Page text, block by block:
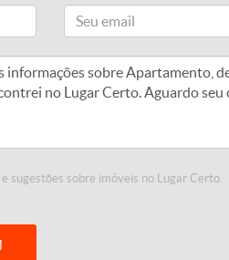
sugestões sobre imóveis no Lugar Certo.